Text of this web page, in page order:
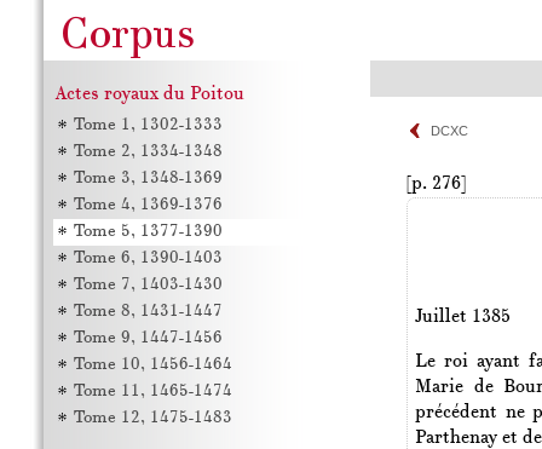
DCXC
[p. 276]
Juillet 1385
Le roi ayant
Marie de
précédent ne
Parthenay et
Actes royaux du Poitou
Tome 1, 1302-1333
Tome 2, 1334-1348
Tome 3, 1348-1369
Tome 4, 1369-1376
Tome 5, 1377-1390
Tome 6, 1390-1403
Tome 7, 1403-1430
Tome 8, 1431-1447
Tome 9, 1447-1456
Tome 10, 1456-1464
Tome 11, 1465-1474
Tome 12, 1475-1483